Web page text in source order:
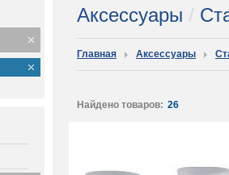
Аксессуары /
Главная Аксессуары
Найдено товаров: 26